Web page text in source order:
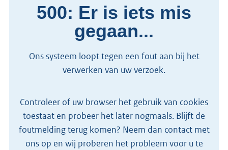
500: Er is iets mis
gegaan...
Ons systeem loopt tegen een fout aan bij het
verwerken van uw verzoek.
Controleer of uw browser het gebruik van cookies
toestaat en probeer het later nogmaals. Blijft de
foutmelding terug komen? Neem dan contact met
ons op en wij proberen het probleem voor u te